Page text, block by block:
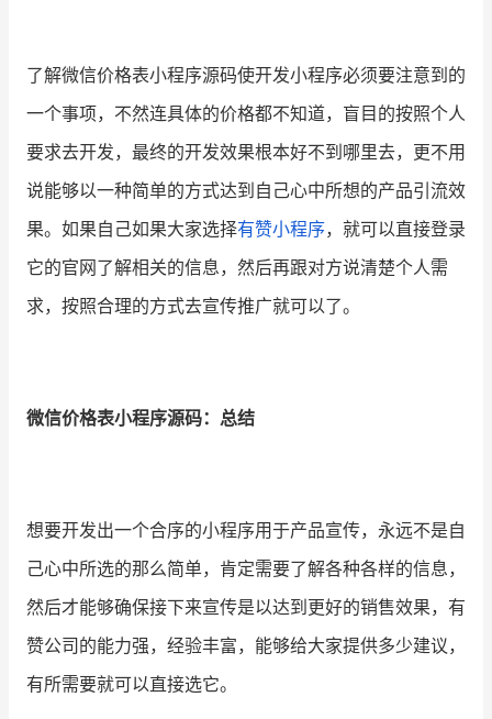
了解微信价格表小程序源码使开发小程序必须要注意到的
一个事项，不然连具体的价格都不知道，盲目的按照个人
要求去开发，最终的开发效果根本好不到哪里去，更不用
说能够以一种简单的方式达到自己心中所想的产品引流效
果。如果自己如果大家选择有赞小程序，就可以直接登录
它的官网了解相关的信息，然后再跟对方说清楚个人需
求，按照合理的方式去宣传推广就可以了。
微信价格表小程序源码：总结
想要开发出一个合序的小程序用于产品宣传，永远不是自
己心中所选的那么简单，肯定需要了解各种各样的信息，
然后才能够确保接下来宣传是以达到更好的销售效果，有
赞公司的能力强，经验丰富，能够给大家提供多少建议，
有所需要就可以直接选它。